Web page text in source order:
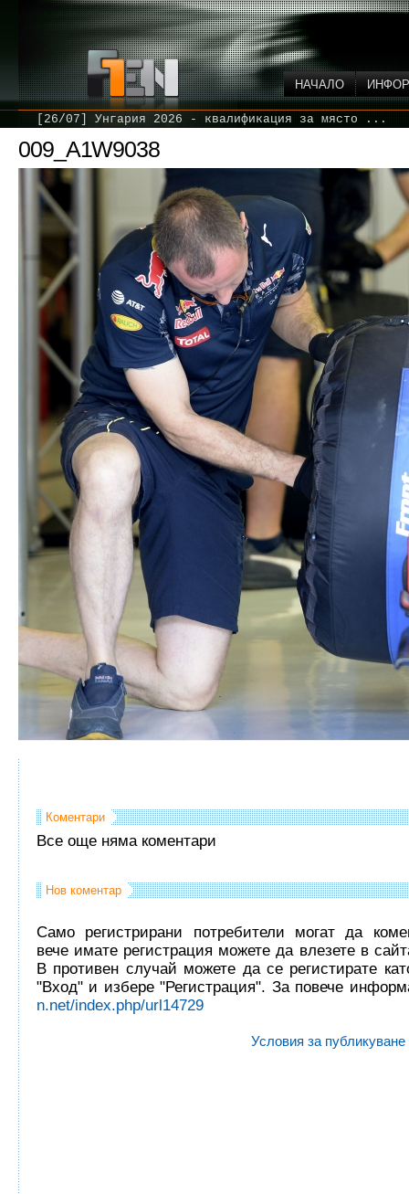
НАЧАЛО
[26/07] Унгария 2026 - квалификация за място ...
009_A1W9038
Коментари
Все още няма коментари
Нов коментар
Само регистрирани потребители могат да
вече имате регистрация можете да влезете в
В противен случай можете да се регистирате
"Вход" и избере "Регистрация". За повече
n.net/index.php/url14729
Условия за